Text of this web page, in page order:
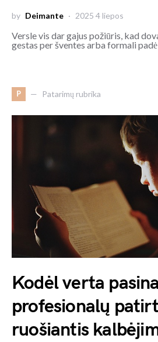
by Deimante 2025 4 liepos
Versle vis dar gajus požiūris, kad
gestas per šventes arba formali
P Patarimų rubrika
Kodėl verta
profesionalų
ruošiantis